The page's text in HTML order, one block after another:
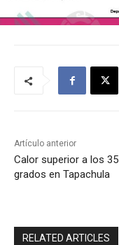
Artículo anterior
Calor superior a los 35
grados en Tapachula
RELATED ARTICLES